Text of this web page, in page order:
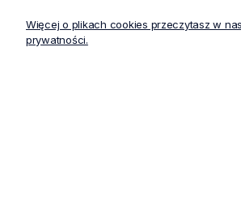
wybrać stroje medyczne oraz ubrania
Więcej o plikach cookies przeczytasz w
prywatności.